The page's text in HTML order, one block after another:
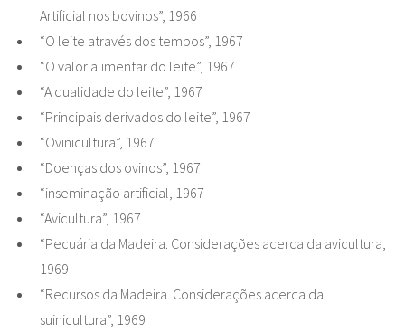
Artificial nos bovinos”, 1966
“O leite através dos tempos”, 1967
“O valor alimentar do leite”, 1967
“A qualidade do leite”, 1967
“Principais derivados do leite”, 1967
“Ovinicultura”, 1967
“Doenças dos ovinos”, 1967
“inseminação artificial, 1967
“Avicultura”, 1967
“Pecuária da Madeira. Considerações acerca da avicultura,
1969
“Recursos da Madeira. Considerações acerca da
suinicultura”, 1969